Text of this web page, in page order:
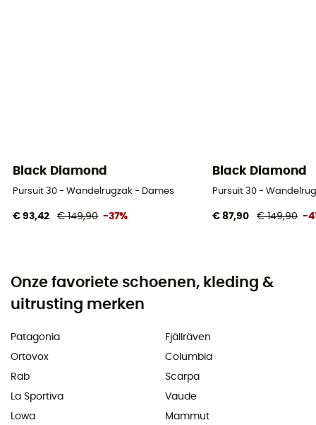
Black Diamond
Pursuit 30 - Wandelrugzak - Dames
€ 93,42 € 149,90 -37%
Black Diamond
Pursuit 30 -
€ 87,90 € 149,90 -
Onze favoriete schoenen, kleding &
uitrusting merken
Patagonia
Ortovox
Rab
La Sportiva
Lowa
Fjällräven
Columbia
Scarpa
Vaude
Mammut